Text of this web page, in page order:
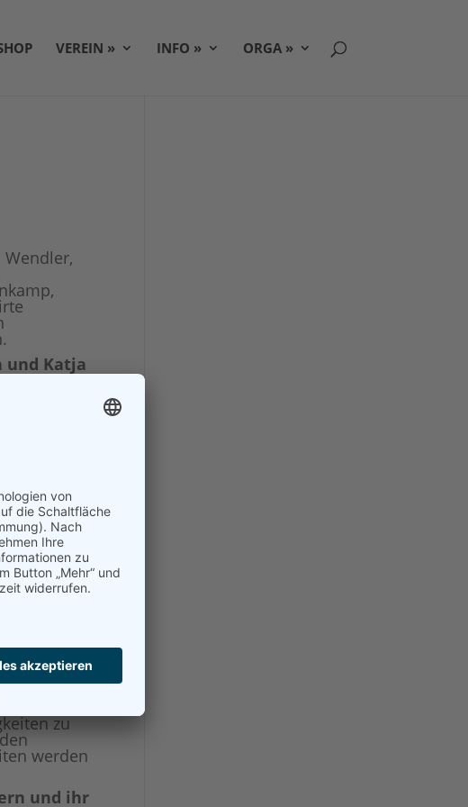
VEREIN » INFO » ORGA »
und Katja
Helfer
ohne
nicht
schwer
fertig
wieder
hat die
zu
zu
werden
und ihr